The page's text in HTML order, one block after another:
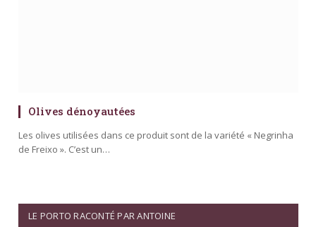
Olives dénoyautées
Les olives utilisées dans ce produit sont de la variété « Negrinha
de Freixo ». C’est un…
LE PORTO RACONTÉ PAR ANTOINE